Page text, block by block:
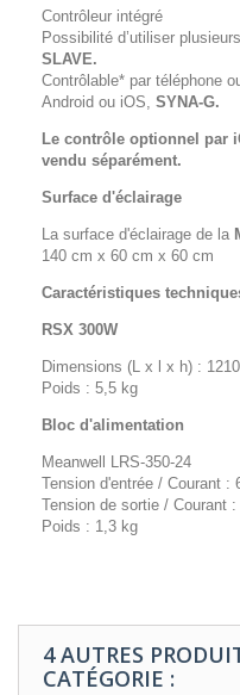
Contrôleur intégré
Possibilité d’utiliser
SLAVE.
Contrôlable* par téléphone
Android ou iOS, SYNA-G.
Le contrôle optionnel par
vendu séparément.
Surface d'éclairage
La surface d'éclairage de la
140 cm x 60 cm x 60 cm
Caractéristiques
RSX 300W
Dimensions (L x l x h) :
Poids : 5,5 kg
Bloc d'alimentation
Meanwell LRS-350-24
Tension d'entrée / Courant :
Tension de sortie / Courant :
Poids : 1,3 kg
4 AUTRES
CATÉGORIE :